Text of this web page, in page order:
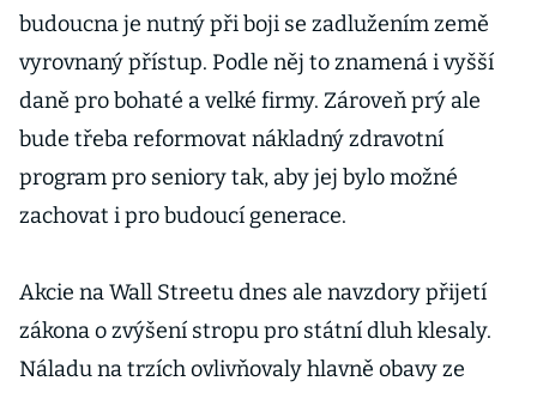
budoucna je nutný při boji se zadlužením země
vyrovnaný přístup. Podle něj to znamená i vyšší
daně pro bohaté a velké firmy. Zároveň prý ale
bude třeba reformovat nákladný zdravotní
program pro seniory tak, aby jej bylo možné
zachovat i pro budoucí generace.
Akcie na Wall Streetu dnes ale navzdory přijetí
zákona o zvýšení stropu pro státní dluh klesaly.
Náladu na trzích ovlivňovaly hlavně obavy ze